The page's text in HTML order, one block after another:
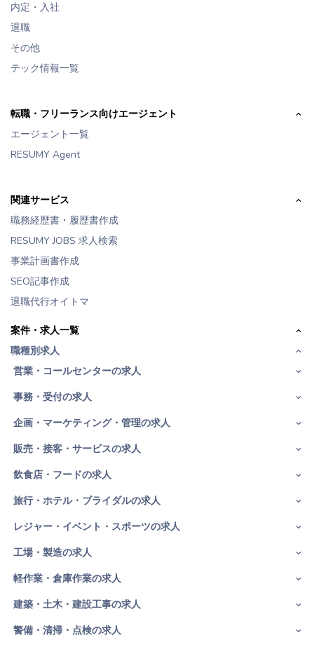
内定・入社
退職
その他
テック情報一覧
転職・フリーランス向けエージェント
エージェント一覧
RESUMY Agent
関連サービス
職務経歴書・履歴書作成
RESUMY JOBS 求人検索
事業計画書作成
SEO記事作成
退職代行オイトマ
案件・求人一覧
職種別求人
営業・コールセンターの求人
事務・受付の求人
企画・マーケティング・管理の求人
販売・接客・サービスの求人
飲食店・フードの求人
旅行・ホテル・ブライダルの求人
レジャー・イベント・スポーツの求人
工場・製造の求人
軽作業・倉庫作業の求人
建築・土木・建設工事の求人
警備・清掃・点検の求人